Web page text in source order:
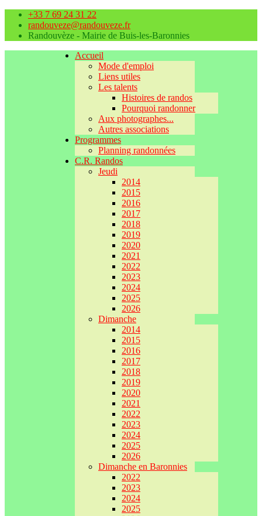
+33 7 69 24 31 22
randouveze@randouveze.fr
Randouvèze - Mairie de Buis-les-Baronnies
Accueil
Mode d'emploi
Liens utiles
Les talents
Histoires de randos
Pourquoi randonner
Aux photographes...
Autres associations
Programmes
Planning randonnées
C.R. Randos
Jeudi
2014
2015
2016
2017
2018
2019
2020
2021
2022
2023
2024
2025
2026
Dimanche
2014
2015
2016
2017
2018
2019
2020
2021
2022
2023
2024
2025
2026
Dimanche en Baronnies
2022
2023
2024
2025